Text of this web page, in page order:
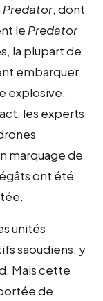
Predator, dont
le Predator
la plupart de
embarquer
explosive.
les experts
marquage de
ont été
unités
saoudiens, y
Mais cette
de